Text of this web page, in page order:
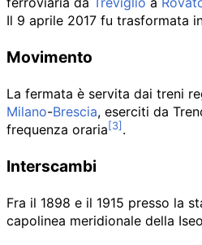
Il 9 aprile 2017 fu trasformata
Movimento
La fermata è servita dai treni
Milano-Brescia, eserciti da
frequenza oraria
.
Interscambi
Fra il 1898 e il 1915 presso la
capolinea meridionale della